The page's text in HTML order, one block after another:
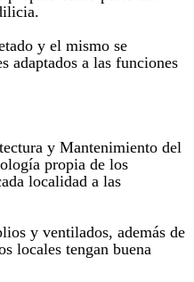
y el mismo se
adaptados a las funciones
y Mantenimiento del
propia de los
localidad a las
y ventilados, además de
locales tengan buena